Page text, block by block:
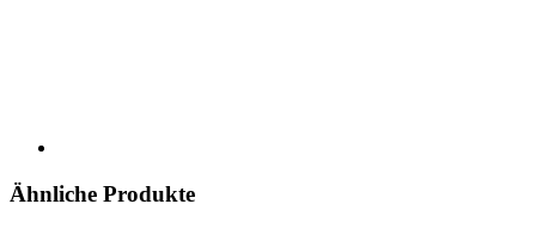
Ähnliche Produkte